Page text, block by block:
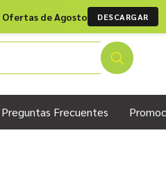
Ofertas de Agosto DESCARGAR
Preguntas Frecuentes